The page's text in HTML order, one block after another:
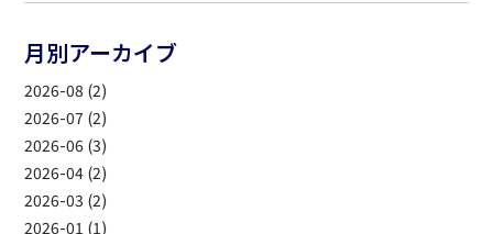
月別アーカイブ
2026-08 (2)
2026-07 (2)
2026-06 (3)
2026-04 (2)
2026-03 (2)
2026-01 (1)